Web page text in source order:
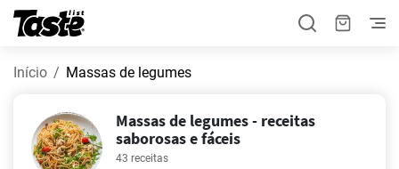
Início Massas de legumes
Massas de legumes - receitas
saborosas e fáceis
43 receitas